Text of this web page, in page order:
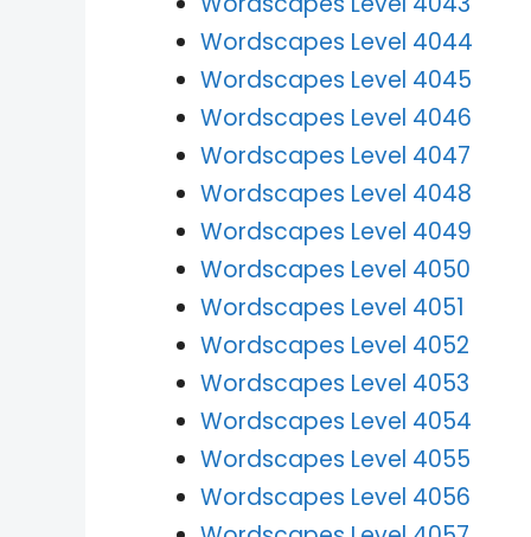
Wordscapes Level 4044
Wordscapes Level 4045
Wordscapes Level 4046
Wordscapes Level 4047
Wordscapes Level 4048
Wordscapes Level 4049
Wordscapes Level 4050
Wordscapes Level 4051
Wordscapes Level 4052
Wordscapes Level 4053
Wordscapes Level 4054
Wordscapes Level 4055
Wordscapes Level 4056